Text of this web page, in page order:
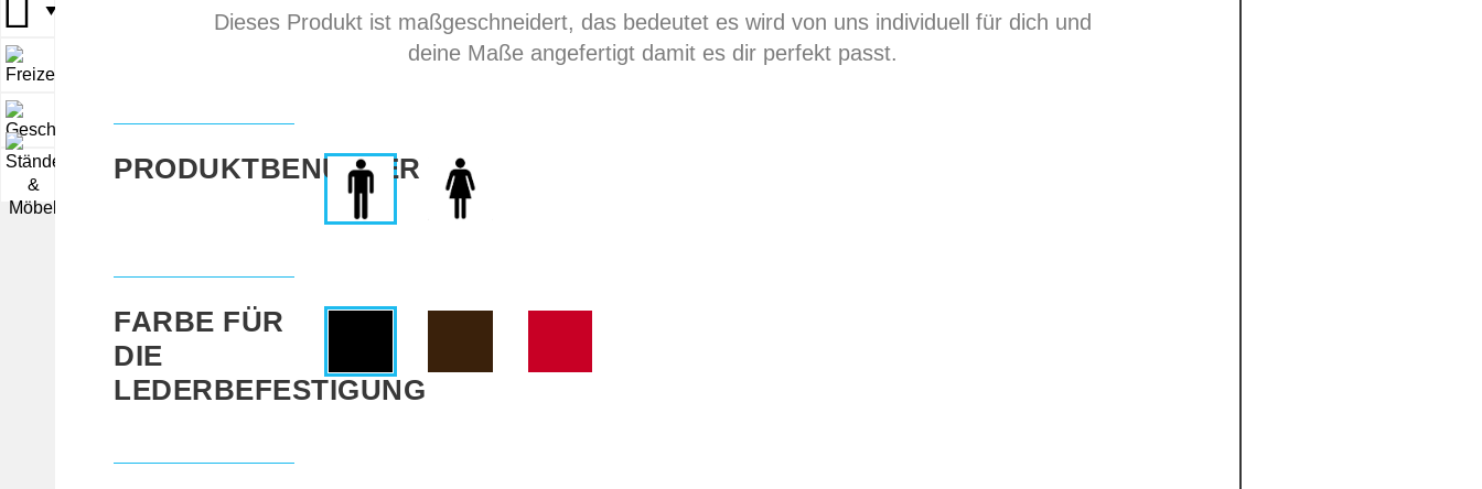
▼
Dieses Produkt ist maßgeschneidert, das bedeutet es wird von uns individuell für dich und
deine Maße angefertigt damit es dir perfekt passt.
PRODUKTBENUTZER
FARBE FÜR
DIE
LEDERBEFESTIGUNG